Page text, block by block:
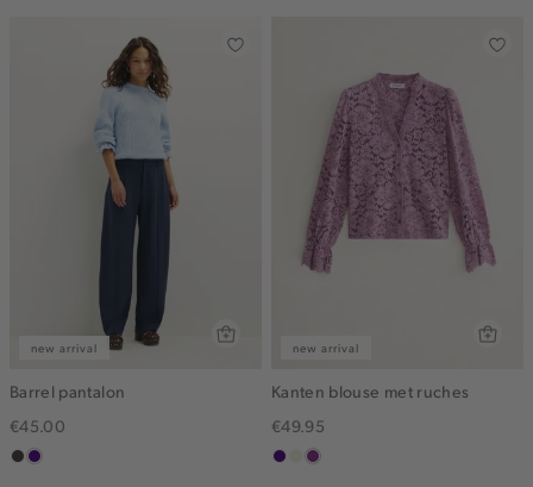
new arrival
Barrel pantalon
€45.00
chocoindigo
new arrival
Kanten blouse met ruches
€49.95
indigo
ecrumiddenpaars